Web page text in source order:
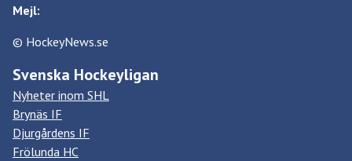
Mejl:
© HockeyNews.se
Svenska Hockeyligan
Nyheter inom SHL
Brynäs IF
Djurgårdens IF
Frölunda HC